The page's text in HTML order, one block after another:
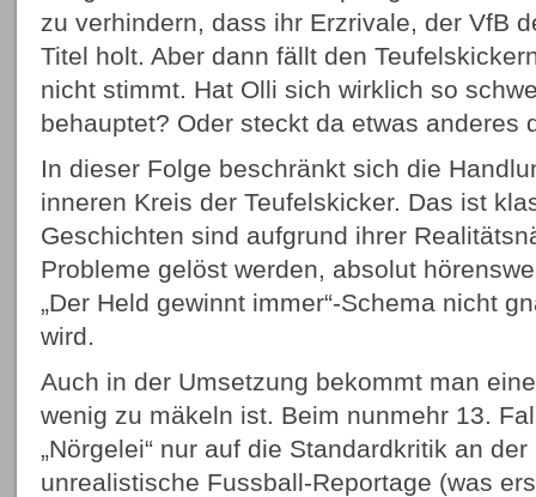
zu verhindern, dass ihr Erzrivale, der VfB
Titel holt. Aber dann fällt den
nicht stimmt. Hat Olli sich wirklich so
behauptet? Oder steckt da etwas anderes
In dieser Folge beschränkt sich die
inneren Kreis der Teufelskicker. Das ist
Geschichten sind aufgrund ihrer
Probleme gelöst werden, absolut
„Der Held gewinnt immer“-Schema nicht
wird.
Auch in der Umsetzung bekommt man
wenig zu mäkeln ist. Beim nunmehr 13.
„Nörgelei“ nur auf die Standardkritik an
unrealistische Fussball-Reportage (was